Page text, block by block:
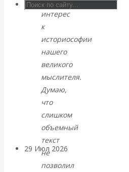
Искусственный
интеллект —
революционный
переход к
посткапитализму
29 Июл 2026
интерес
к
историософии
нашего
великого
мыслителя.
Думаю,
что
слишком
объемный
текст
не
позволил